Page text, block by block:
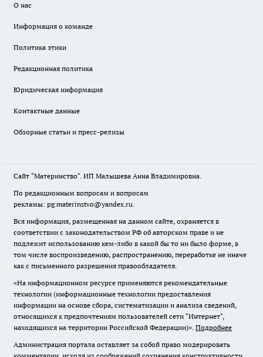
О нас
Информация о команде
Политика этики
Редакционная политика
Юридическая информация
Контактные данные
Обзорные статьи и пресс-релизы
Сайт "Материнство". ИП Малышева Анна Владимировна.
По редакционным вопросам и вопросам
рекламы: pg.materinstvo@yandex.ru.
Вся информация, размещенная на данном сайте, охраняется в
соответствии с законодательством РФ об авторском праве и не
подлежит использованию кем-либо в какой бы то ни было форме, в
том числе воспроизведению, распространению, переработке не иначе
как с письменного разрешения правообладателя.
«На информационном ресурсе применяются рекомендательные
технологии (информационные технологии предоставления
информации на основе сбора, систематизации и анализа сведений,
относящихся к предпочтениям пользователей сети "Интернет",
находящихся на территории Российской Федерации)». Подробнее
Администрация портала оставляет за собой право модерировать